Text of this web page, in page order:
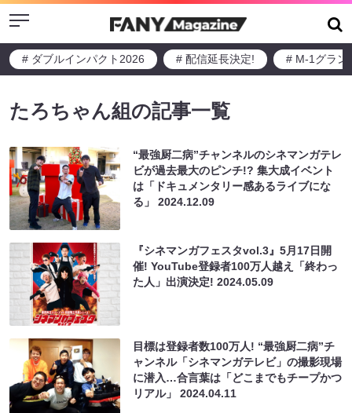
Menu
# ダブルインパクト2026 # 配信延長決定! # M-1グラン
たろちゃん組の記事一覧
“最強厨二病”チャンネルのシネマンガテレ
ビが過去最大のピンチ!? 集大成イベント
は「ドキュメンタリー感あるライブにな
る」2024.12.09
『シネマンガフェスタvol.3』5月17日開
催! YouTube登録者100万人越え「終わっ
た人」出演決定!2024.05.09
目標は登録者数100万人! “最強厨二病”チ
ャンネル「シネマンガテレビ」の撮影現場
に潜入…合言葉は「どこまでもチープかつ
リアル」2024.04.11